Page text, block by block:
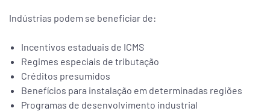
Indústrias podem se beneficiar de:
Incentivos estaduais de ICMS
Regimes especiais de tributação
Créditos presumidos
Benefícios para instalação em determinadas regiões
Programas de desenvolvimento industrial